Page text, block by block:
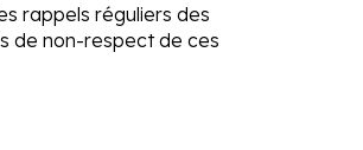
rappels réguliers des
de non-respect de ces